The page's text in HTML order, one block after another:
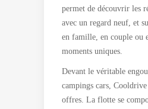
permet de découvrir les
avec un regard neuf, et
en famille, en couple ou
moments uniques.
Devant le véritable
campings cars, Cooldrive
offres. La flotte se